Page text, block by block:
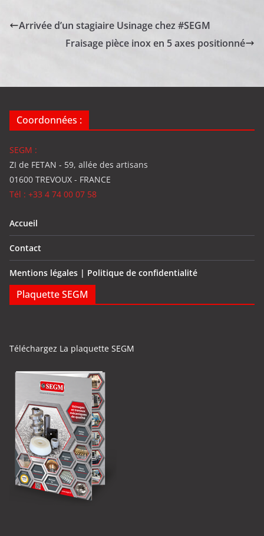
Arrivée d’un stagiaire Usinage chez #SEGM
Fraisage pièce inox en 5 axes positionné
Coordonnées :
SEGM :
ZI de FETAN - 59, allée des artisans
01600 TREVOUX - FRANCE
Tél : +33 4 74 00 07 58
Accueil
Contact
Mentions légales | Politique de confidentialité
Plaquette SEGM
Téléchargez La plaquette SEGM